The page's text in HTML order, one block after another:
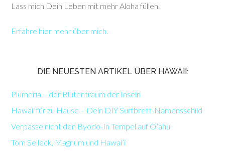
Lass mich Dein Leben mit mehr Aloha füllen.
Erfahre hier mehr über mich.
DIE NEUESTEN ARTIKEL ÜBER HAWAII:
Plumeria – der Blütentraum der Inseln
Hawaii für zu Hause – Dein DIY Surfbrett-Namensschild
Verpasse nicht den Byodo-In Tempel auf O’ahu
Tom Selleck, Magnum und Hawai’i